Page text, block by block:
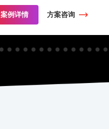
案例详情 方案咨询